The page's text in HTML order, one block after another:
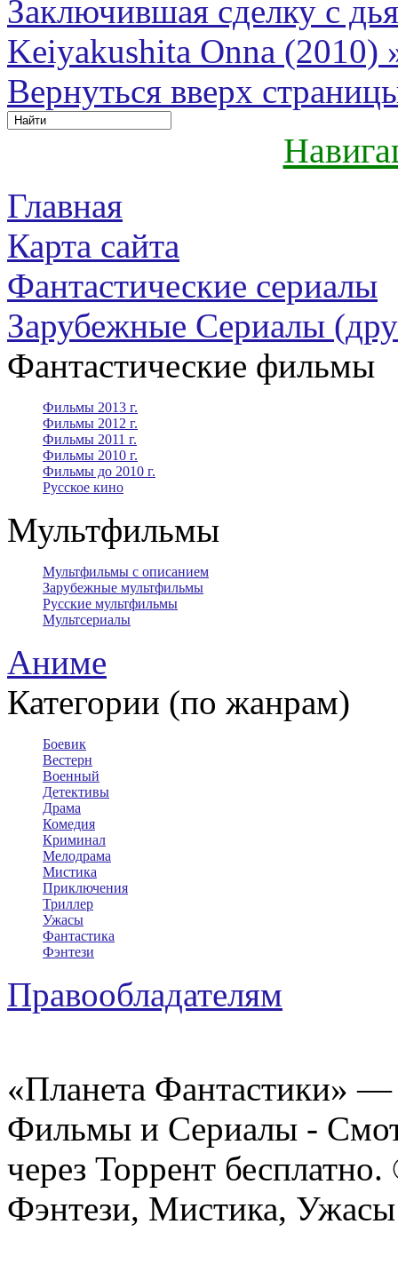
Заключившая сделку с
Keiyakushita Onna (2010)
Вернуться вверх
Главная
Карта сайта
Фантастические сериалы
Зарубежные Сериалы
Фантастические фильмы
Фильмы 2013 г.
Фильмы 2012 г.
Фильмы 2011 г.
Фильмы 2010 г.
Фильмы до 2010 г.
Русское кино
Мультфильмы
Мультфильмы с описанием
Зарубежные мультфильмы
Русские мультфильмы
Мультсериалы
Аниме
Категории (по жанрам)
Боевик
Вестерн
Военный
Детективы
Драма
Комедия
Криминал
Мелодрама
Мистика
Приключения
Триллер
Ужасы
Фантастика
Фэнтези
Правообладателям
«Планета Фантастики»
Фильмы и Сериалы -
через Торрент
Фэнтези, Мистика,